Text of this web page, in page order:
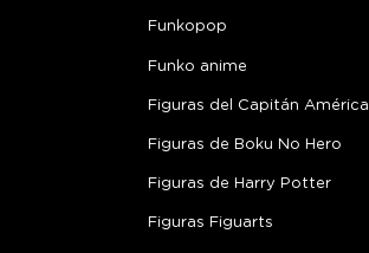
Funkopop
Funko anime
Figuras del Capitán América
Figuras de Boku No Hero
Figuras de Harry Potter
Figuras Figuarts